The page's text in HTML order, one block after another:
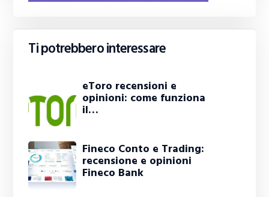
Ti potrebbero interessare
eToro recensioni e
opinioni: come funziona
il…
Fineco Conto e Trading:
recensione e opinioni
Fineco Bank